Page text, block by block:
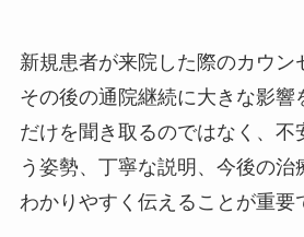
新規患者が来院した際のカウン
その後の通院継続に大きな影響
だけを聞き取るのではなく、不
う姿勢、丁寧な説明、今後の治
わかりやすく伝えることが重要